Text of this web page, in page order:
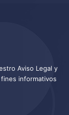
Aviso Legal y
informativos